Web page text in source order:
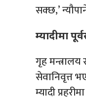
सक्छ,’
म्यादीमा
गृह मन्त्रालय
सेवानिवृत्त
म्यादी